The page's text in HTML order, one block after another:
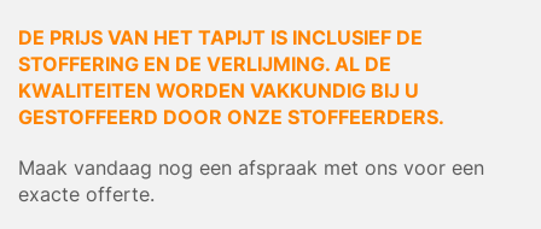
DE PRIJS VAN HET TAPIJT IS INCLUSIEF DE
STOFFERING EN DE VERLIJMING. AL DE
KWALITEITEN WORDEN VAKKUNDIG BIJ U
GESTOFFEERD DOOR ONZE STOFFEERDERS.
Maak vandaag nog een afspraak met ons voor een
exacte offerte.